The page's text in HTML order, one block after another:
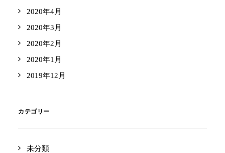
2020年4月
2020年3月
2020年2月
2020年1月
2019年12月
カテゴリー
未分類